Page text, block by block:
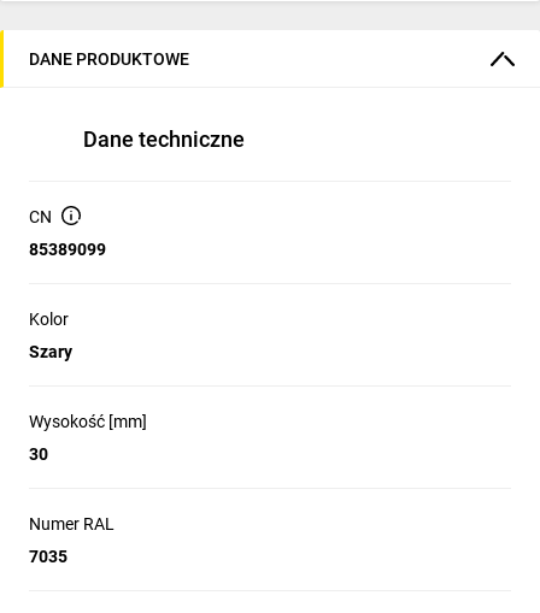
DANE PRODUKTOWE
Dane techniczne
CN
85389099
Kolor
Szary
Wysokość [mm]
30
Numer RAL
7035